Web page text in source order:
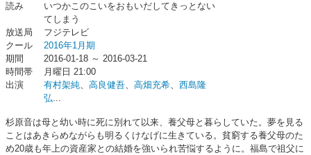
読み
いつかこのこいをおもいだしてきっとない
てしまう
放送局
フジテレビ
クール
2016年1月期
期間
2016-01-18 ～ 2016-03-21
時間帯
月曜日 21:00
出演
有村架純、 高良健吾、 高畑充希、 西島隆
弘...
杉原音は母と幼い時に死に別れて以来、養父母と暮らしていた。夢を見る
ことはあきらめながらも明るくけなげに生きている。貧窮する養父母のた
め20歳も年上の資産家との結婚を強いられ苦悩するように。福島で祖父に